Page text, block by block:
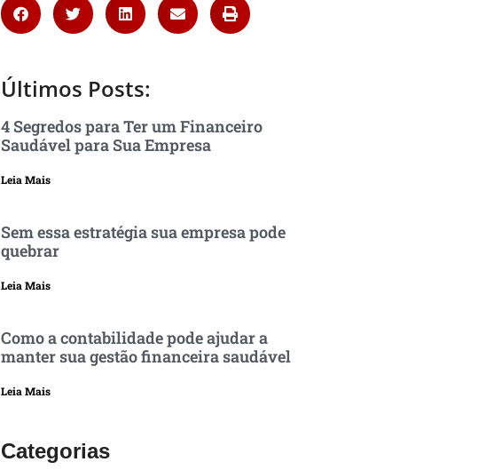
Últimos Posts:
4 Segredos para Ter um Financeiro
Saudável para Sua Empresa
Leia Mais
Sem essa estratégia sua empresa pode
quebrar
Leia Mais
Como a contabilidade pode ajudar a
manter sua gestão financeira saudável
Leia Mais
Categorias